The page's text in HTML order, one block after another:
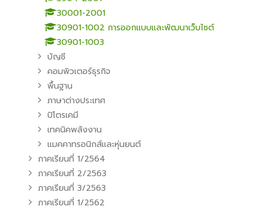
30001-2001
30901-1002 การออกแบบและพัฒนาเว็บไซต์
30901-1003
บัญชี
คอมพิวเตอร์ธุรกิจ
พื้นฐาน
ภาษาต่างประเทศ
ปิโตรเคมี
เทคนิคพลังงาน
แมคคาทรอนิกส์และหุ่นยนต์
ภาคเรียนที่ 1/2564
ภาคเรียนที่ 2/2563
ภาคเรียนที่ 3/2563
ภาคเรียนที่ 1/2562